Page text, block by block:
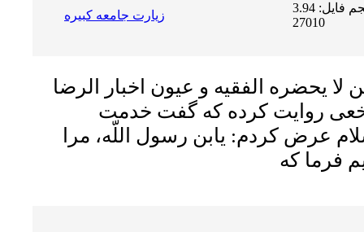
زيارت جامعه كبيره
حجم فایل: 3.94 MB | دریافت ها:
27010
يحضره الفقيه و عيون اخبار الرضا
روايت كرده كه گفت‏ خدمت
عرض كردم: يابن رسول اللّه، مرا